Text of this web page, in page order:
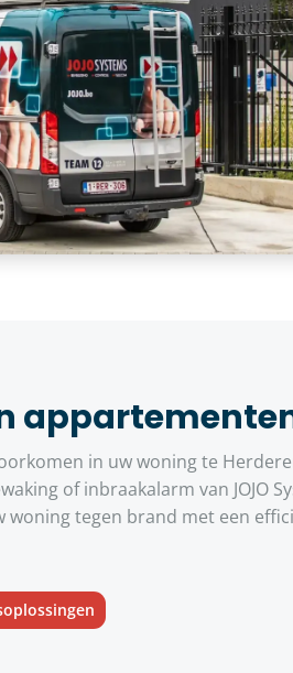
in uw woning te
of inbraakalarm van JOJO
woning tegen brand met een